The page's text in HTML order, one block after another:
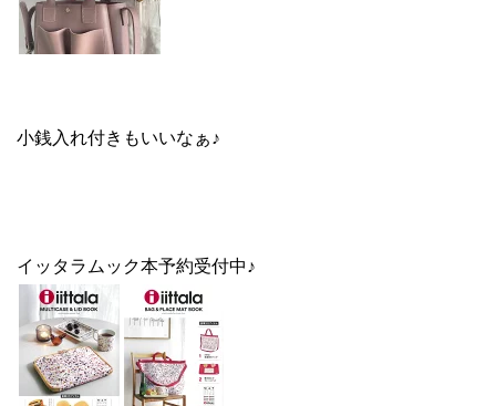
小銭入れ付きもいいなぁ♪
イッタラムック本予約受付中♪